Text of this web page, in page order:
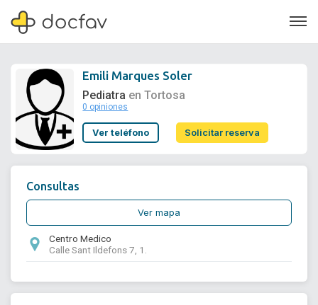
Soporte
Emili Marques Soler
Pediatra en Tortosa
0 opiniones
Ver teléfono Solicitar reserva
Consultas
Ver mapa
Centro Medico
Calle Sant Ildefons 7, 1.